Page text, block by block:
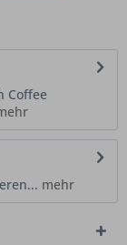
Coffee
mehr